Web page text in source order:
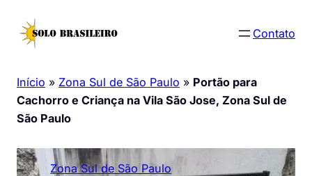
para
Contato
Início » Zona Sul de São Paulo » Portão para
Cachorro e Criança na Vila São Jose, Zona Sul de
São Paulo
Zona Sul de São Paulo